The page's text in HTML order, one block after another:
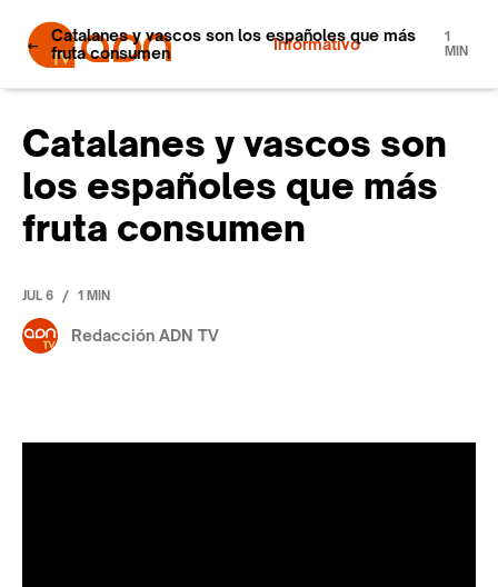
Informativo
Catalanes y vascos son los españoles que más
fruta consumen
1
MIN
Catalanes y vascos son
los españoles que más
fruta consumen
JUL 6 / 1 MIN
Redacción ADN TV